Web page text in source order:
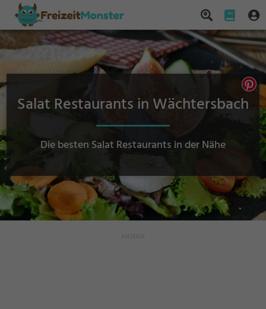
Salat Restaurants in Wächtersbach
Die besten Salat Restaurants in der Nähe